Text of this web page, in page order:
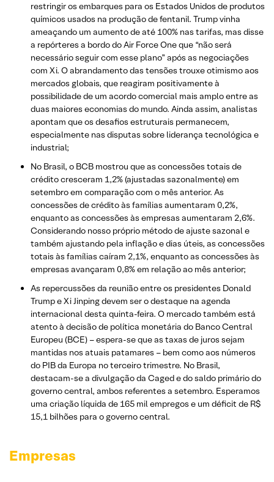
restringir os embarques para os Estados Unidos de produtos
químicos usados na produção de fentanil. Trump vinha
ameaçando um aumento de até 100% nas tarifas, mas disse
a repórteres a bordo do Air Force One que “não será
necessário seguir com esse plano” após as negociações
com Xi. O abrandamento das tensões trouxe otimismo aos
mercados globais, que reagiram positivamente à
possibilidade de um acordo comercial mais amplo entre as
duas maiores economias do mundo. Ainda assim, analistas
apontam que os desafios estruturais permanecem,
especialmente nas disputas sobre liderança tecnológica e
industrial;
No Brasil, o BCB mostrou que as concessões totais de
crédito cresceram 1,2% (ajustadas sazonalmente) em
setembro em comparação com o mês anterior. As
concessões de crédito às famílias aumentaram 0,2%,
enquanto as concessões às empresas aumentaram 2,6%.
Considerando nosso próprio método de ajuste sazonal e
também ajustando pela inflação e dias úteis, as concessões
totais às famílias caíram 2,1%, enquanto as concessões às
empresas avançaram 0,8% em relação ao mês anterior;
As repercussões da reunião entre os presidentes Donald
Trump e Xi Jinping devem ser o destaque na agenda
internacional desta quinta-feira. O mercado também está
atento à decisão de política monetária do Banco Central
Europeu (BCE) – espera-se que as taxas de juros sejam
mantidas nos atuais patamares – bem como aos números
do PIB da Europa no terceiro trimestre. No Brasil,
destacam-se a divulgação da Caged e do saldo primário do
governo central, ambos referentes a setembro. Esperamos
uma criação líquida de 165 mil empregos e um déficit de R$
15,1 bilhões para o governo central.
Empresas